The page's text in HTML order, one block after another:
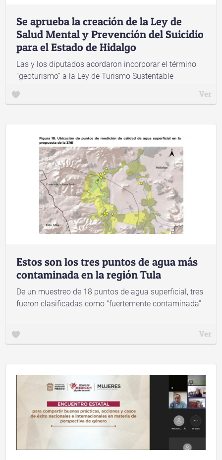
Se aprueba la creación de la Ley de
Salud Mental y Prevención del Suicidio
para el Estado de Hidalgo
Las y los diputados acordaron incorporar el término
“geoturismo” a la Ley de Turismo Sustentable
Ver
Estos son los tres puntos de agua más
contaminada en la región Tula
De un muestreo de 18 puntos de agua superficial, tres
fueron clasificadas como “fuertemente contaminada”
Ver